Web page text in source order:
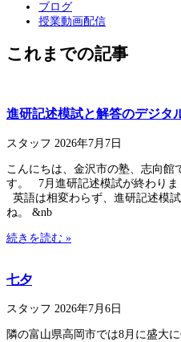
ブログ
授業動画配信
これまでの記事
進研記述模試と解答のデジタ
スタッフ 2026年7月7日
こんにちは、金沢市の塾、志向館
す。 7月進研記述模試が終わりま
英語は相変わらず、進研記述模
ね。 &nb
続きを読む »
七夕
スタッフ 2026年7月6日
隣の富山県高岡市では8月に盛大